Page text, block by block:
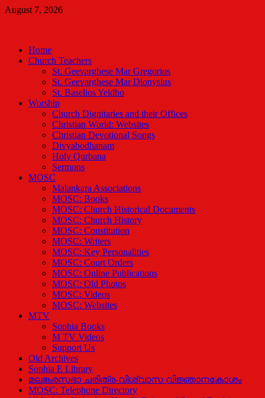
Skip
August 7, 2026
Home
Church Teachers
St. Geevarghese Mar Gregorios
St. Geevarghese Mar Dionysius
St. Baselios Yeldho
Worship
Church Dignitaries and their Offices
Christian World: Websites
Christian Devotional Songs
Divyabodhanam
Holy Qurbana
Sermons
MOSC
Malankara Associations
MOSC: Books
MOSC: Church Historical Documents
MOSC: Church History
MOSC: Constitution
MOSC: Writers
MOSC: Key Personalities
MOSC: Court Orders
MOSC: Online Publications
MOSC: Old Photos
MOSC: Videos
MOSC: Websites
MTV
Sophia Books
M TV Videos
Support Us
Old Archives
Sophia E Library
മലങ്കരസഭാ ചരിത്ര-വിശ്വാസ വിജ്ഞാനകോശം
MOSC: Telephone Directory